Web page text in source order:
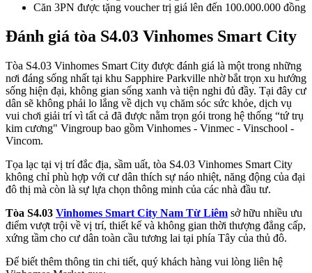
Căn 3PN được tặng voucher trị giá lên đến 100.000.000 đồng
Đánh giá tòa S4.03 Vinhomes Smart City
Tòa S4.03 Vinhomes Smart City được đánh giá là một trong những
nơi đáng sống nhất tại khu Sapphire Parkville nhờ bắt trọn xu hướng
sống hiện đại, không gian sống xanh và tiện nghi đủ đầy. Tại đây cư
dân sẽ không phải lo lắng về dịch vụ chăm sóc sức khỏe, dịch vụ
vui chơi giải trí vì tất cả đã được nằm trọn gói trong hệ thống “tứ trụ
kim cương" Vingroup bao gồm Vinhomes - Vinmec - Vinschool -
Vincom.
Tọa lạc tại vị trí đắc địa, sầm uất, tòa S4.03 Vinhomes Smart City
không chỉ phù hợp với cư dân thích sự náo nhiệt, năng động của đại
đô thị mà còn là sự lựa chọn thông minh của các nhà đầu tư.
Tòa S4.03 Vinhomes Smart City Nam Từ Liêm sở hữu nhiều ưu
điểm vượt trội về vị trí, thiết kế và không gian thời thượng đẳng cấp,
xứng tầm cho cư dân toàn cầu tương lai tại phía Tây của thủ đô.
Để biết thêm thông tin chi tiết, quý khách hàng vui lòng liên hệ